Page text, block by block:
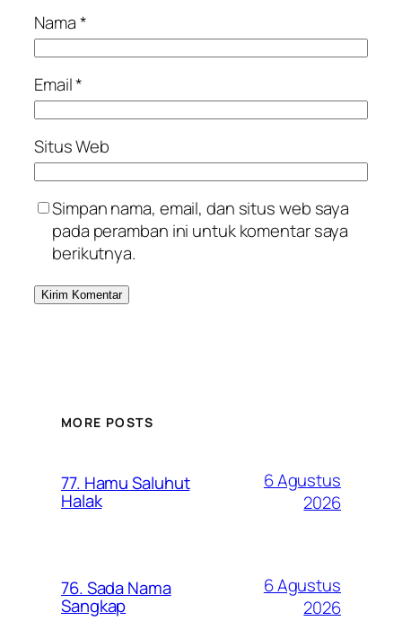
Nama*
Email*
Situs Web
Simpan nama, email, dan situs web saya
pada peramban ini untuk komentar saya
berikutnya.
MORE POSTS
77. Hamu Saluhut
Halak
6 Agustus
2026
76. Sada Nama
Sangkap
6 Agustus
2026